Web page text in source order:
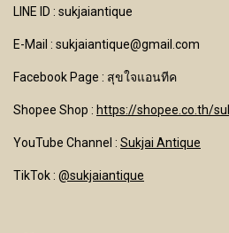
LINE ID : sukjaiantique
E-Mail : sukjaiantique@gmail.com
Facebook Page : สุขใจแอนทีค
Shopee Shop : https://shopee.co.th/
YouTube Channel : Sukjai Antique
TikTok : @sukjaiantique